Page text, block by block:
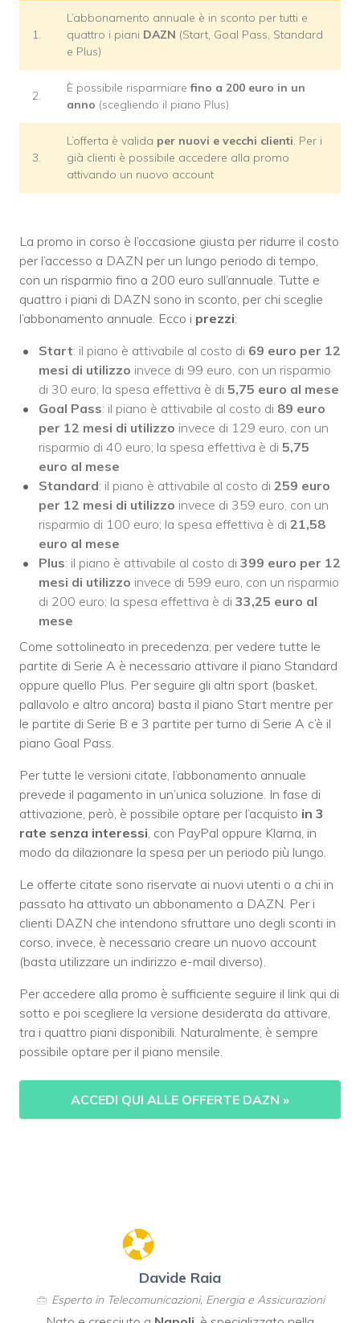
1.
L’abbonamento annuale è in sconto per tutti e
quattro i piani DAZN (Start, Goal Pass, Standard
e Plus)
2.
È possibile risparmiare fino a 200 euro in un
anno (scegliendo il piano Plus)
3.
L’offerta è valida per nuovi e vecchi clienti. Per i
già clienti è possibile accedere alla promo
attivando un nuovo account
La promo in corso è l’occasione giusta per ridurre il costo
per l’accesso a DAZN per un lungo periodo di tempo,
con un risparmio fino a 200 euro sull’annuale. Tutte e
quattro i piani di DAZN sono in sconto, per chi sceglie
l’abbonamento annuale. Ecco i prezzi:
Start: il piano è attivabile al costo di 69 euro per 12
mesi di utilizzo invece di 99 euro, con un risparmio
di 30 euro; la spesa effettiva è di 5,75 euro al mese
Goal Pass: il piano è attivabile al costo di 89 euro
per 12 mesi di utilizzo invece di 129 euro, con un
risparmio di 40 euro; la spesa effettiva è di 5,75
euro al mese
Standard: il piano è attivabile al costo di 259 euro
per 12 mesi di utilizzo invece di 359 euro, con un
risparmio di 100 euro; la spesa effettiva è di 21,58
euro al mese
Plus: il piano è attivabile al costo di 399 euro per 12
mesi di utilizzo invece di 599 euro, con un risparmio
di 200 euro; la spesa effettiva è di 33,25 euro al
mese
Come sottolineato in precedenza, per vedere tutte le
partite di Serie A è necessario attivare il piano Standard
oppure quello Plus. Per seguire gli altri sport (basket,
pallavolo e altro ancora) basta il piano Start mentre per
le partite di Serie B e 3 partite per turno di Serie A c’è il
piano Goal Pass.
Per tutte le versioni citate, l’abbonamento annuale
prevede il pagamento in un’unica soluzione. In fase di
attivazione, però, è possibile optare per l’acquisto in 3
rate senza interessi, con PayPal oppure Klarna, in
modo da dilazionare la spesa per un periodo più lungo.
Le offerte citate sono riservate ai nuovi utenti o a chi in
passato ha attivato un abbonamento a DAZN. Per i
clienti DAZN che intendono sfruttare uno degli sconti in
corso, invece, è necessario creare un nuovo account
(basta utilizzare un indirizzo e-mail diverso).
Per accedere alla promo è sufficiente seguire il link qui di
sotto e poi scegliere la versione desiderata da attivare,
tra i quattro piani disponibili. Naturalmente, è sempre
possibile optare per il piano mensile.
ACCEDI QUI ALLE OFFERTE DAZN »
Davide Raia
Esperto in Telecomunicazioni, Energia e Assicurazioni